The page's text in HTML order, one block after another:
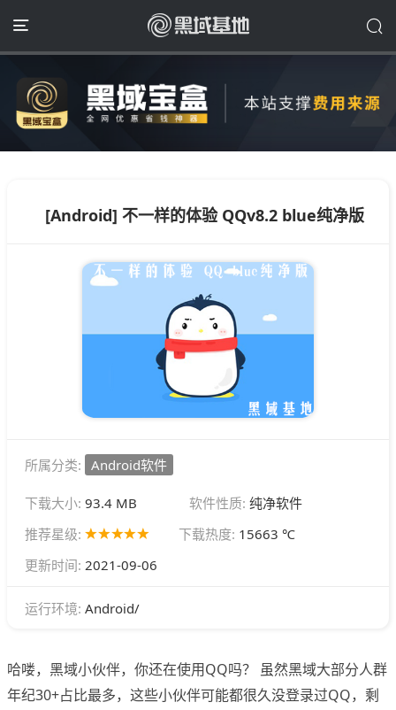
[Android] 不一样的体验 QQv8.2 blue纯净版
所属分类: Android软件
下载大小: 93.4 MB 软件性质: 纯净软件
推荐星级:
下载热度: 15663 ℃
更新时间: 2021-09-06
运行环境: Android/
哈喽，黑域小伙伴，你还在使用QQ吗？ 虽然黑域大部分人群
年纪30+占比最多，这些小伙伴可能都很久没登录过QQ，剩